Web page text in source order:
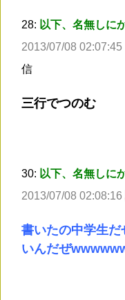
28: 以下、名無しに
2013/07/08
信
三行でつのむ
30: 以下、名無しに
2013/07/08 02:08:16
書いたの中学生
いんだぜ